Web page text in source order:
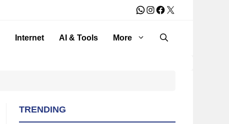
WhatsApp
Instagram
Facebook
X
Internet AI & Tools More
TRENDING